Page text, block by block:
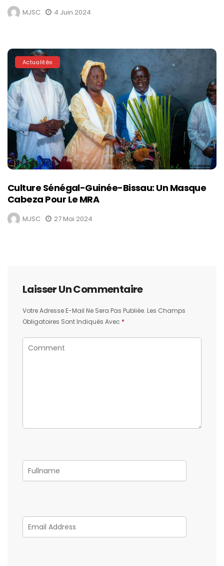
MJSC 4 Juin 2024
Actualités
Culture Sénégal-Guinée-Bissau: Un Masque
Cabeza Pour Le MRA
MJSC 27 Mai 2024
Laisser Un Commentaire
Votre Adresse E-Mail Ne Sera Pas Publiée. Les Champs
Obligatoires Sont Indiqués Avec *